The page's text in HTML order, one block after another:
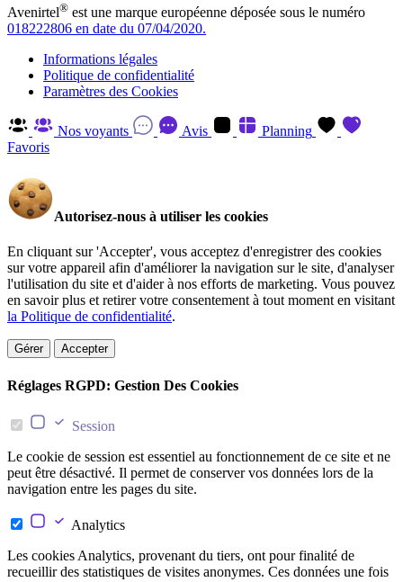
Avenirtel® est une marque européenne déposée sous le numéro
018222806 en date du 07/04/2020.
Informations légales
Politique de confidentialité
Paramètres des Cookies
Nos voyants Avis
Planning
Favoris
Autorisez-nous à utiliser les cookies
En cliquant sur 'Accepter', vous acceptez d'enregistrer des cookies
sur votre appareil afin d'améliorer la navigation sur le site, d'analyser
l'utilisation du site et d'aider à nos efforts de marketing. Vous pouvez
en savoir plus et retirer votre consentement à tout moment en visitant
la Politique de confidentialité.
Gérer Accepter
Réglages RGPD: Gestion Des Cookies
Session
Le cookie de session est essentiel au fonctionnement de ce site et ne
peut être désactivé. Il permet de conserver vos données lors de la
navigation entre les pages du site.
Analytics
Les cookies Analytics, provenant du tiers, ont pour finalité de
recueillir des statistiques de visites anonymes. Ces données une fois